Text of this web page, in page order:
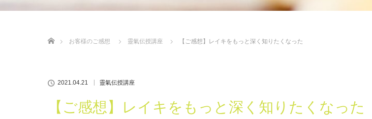
お客様のご感想
靈氣伝授講座 【ご感想】レイキをもっと深く知りたくなった
2021.04.21 靈氣伝授講座
【ご感想】レイキをもっと深く知りたくなった